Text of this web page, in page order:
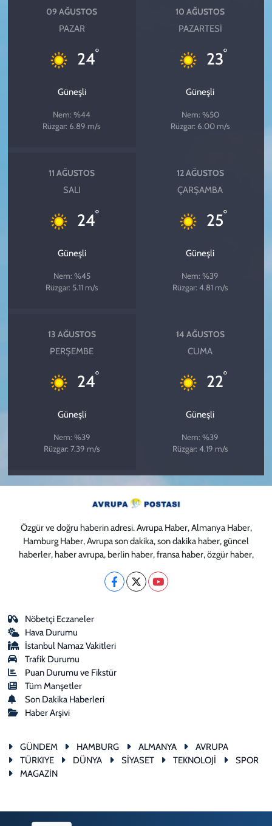
09 AĞUSTOS
PAZAR
24°
Güneşli
Nem: %44
Rüzgar: 6.89 m/s
10 AĞUSTOS
PAZARTESI
23°
Güneşli
Nem: %50
Rüzgar: 6.00 m/s
11 AĞUSTOS
SALI
24°
Güneşli
Nem: %45
Rüzgar: 5.11 m/s
12 AĞUSTOS
ÇARŞAMBA
25°
Güneşli
Nem: %39
Rüzgar: 4.81 m/s
13 AĞUSTOS
PERŞEMBE
24°
Güneşli
Nem: %39
Rüzgar: 7.39 m/s
14 AĞUSTOS
CUMA
22°
Güneşli
Nem: %39
Rüzgar: 4.19 m/s
Özgür ve doğru haberin adresi. Avrupa Haber, Almanya Haber,
Hamburg Haber, Avrupa son dakika, son dakika haber, güncel
haberler, haber avrupa, berlin haber, fransa haber, özgür haber,
Nöbetçi Eczaneler
Hava Durumu
İstanbul Namaz Vakitleri
Trafik Durumu
Puan Durumu ve Fikstür
Tüm Manşetler
Son Dakika Haberleri
Haber Arşivi
GÜNDEM HAMBURG ALMANYA
AVRUPA
TÜRKIYE
DÜNYA SİYASET TEKNOLOJİ
SPOR
MAGAZİN